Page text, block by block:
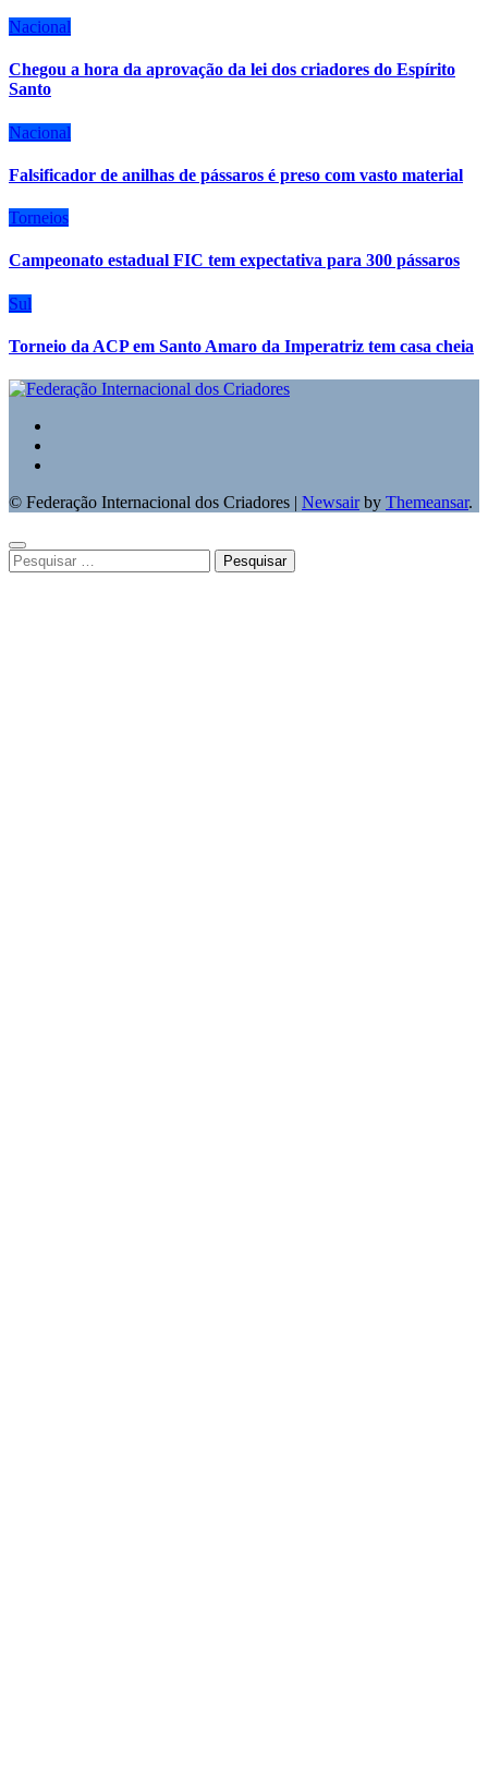
Nacional
Chegou a hora da aprovação da lei dos criadores do Espírito
Santo
Nacional
Falsificador de anilhas de pássaros é preso com vasto material
Torneios
Campeonato estadual FIC tem expectativa para 300 pássaros
Sul
Torneio da ACP em Santo Amaro da Imperatriz tem casa cheia
© Federação Internacional dos Criadores | Newsairby Themeansar.
Pesquisar
por: